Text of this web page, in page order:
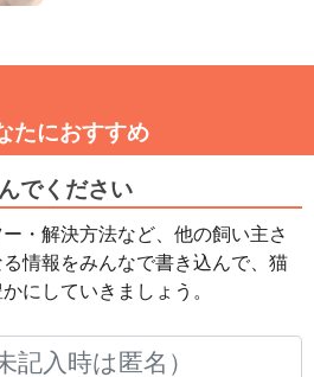
たにおすすめ
でください
・解決方法など、他の飼い主さ
情報をみんなで書き込んで、猫
にしていきましょう。